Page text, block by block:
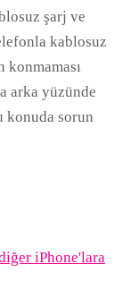
şarj ve
kablosuz
konmaması
arka yüzünde
konuda sorun
iPhone'lara